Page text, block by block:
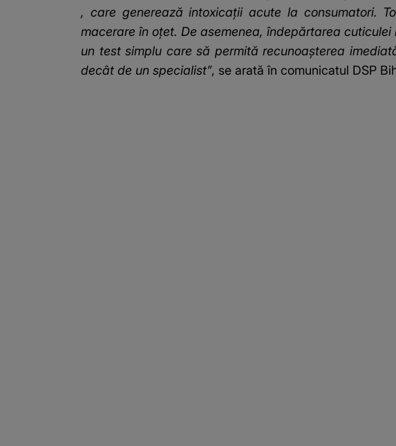
, care generează intoxicaţii acute la consumatori.
macerare în oţet. De asemenea, îndepărtarea
un test simplu care să permită recunoaşterea
decât de un specialist”, se arată în comunicatul DSP